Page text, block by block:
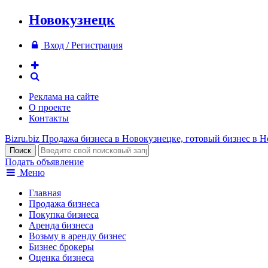
Новокузнецк
Вход / Регистрация
Реклама на сайте
О проекте
Контакты
Bizru.biz Продажа бизнеса в Новокузнецке, готовый бизнес в
Подать объявление
Меню
Главная
Продажа бизнеса
Покупка бизнеса
Аренда бизнеса
Возьму в аренду бизнес
Бизнес брокеры
Оценка бизнеса